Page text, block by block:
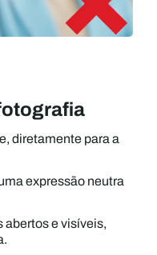
diretamente para a
expressão neutra
e visíveis,